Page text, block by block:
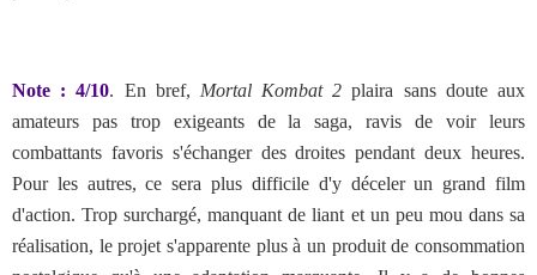
Note :4/10. En bref, Mortal Kombat 2plaira sans doute aux
amateurs pas trop exigeants de la saga, ravis de voir leurs
combattants favoris s'échanger des droites pendant deux heures.
Pour les autres, ce sera plus difficile d'y déceler un grand film
d'action. Trop surchargé, manquant de liant et un peu mou dans sa
réalisation, le projet s'apparente plus à un produit de consommation